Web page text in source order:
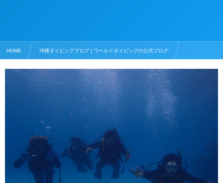
HOME 沖縄ダイビングブログ | ワールドダイビングの公式ブログ
ダイビングライセンス スクーバダイバーになった俺達